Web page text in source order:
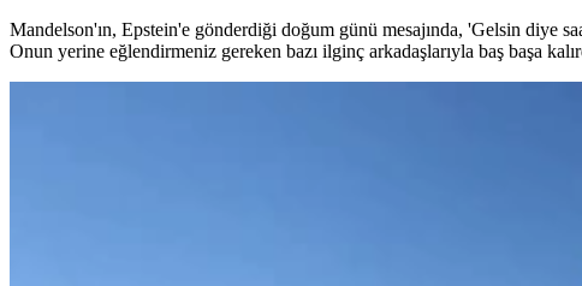
Mandelson'ın, Epstein'e gönderdiği doğum günü mesajında, 'Gelsin diye
Onun yerine eğlendirmeniz gereken bazı ilginç arkadaşlarıyla baş başa